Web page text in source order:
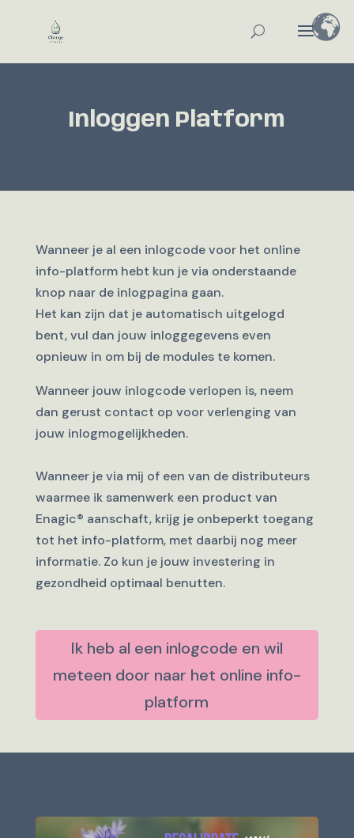
Inloggen Platform
Wanneer je al een inlogcode voor het online
info-platform hebt kun je via onderstaande
knop naar de inlogpagina gaan.
Het kan zijn dat je automatisch uitgelogd
bent, vul dan jouw inloggegevens even
opnieuw in om bij de modules te komen.
Wanneer jouw inlogcode verlopen is, neem
dan gerust contact op voor verlenging van
jouw inlogmogelijkheden.
Wanneer je via mij of een van de distributeurs
waarmee ik samenwerk een product van
Enagic® aanschaft, krijg je onbeperkt toegang
tot het info-platform, met daarbij nog meer
informatie. Zo kun je jouw investering in
gezondheid optimaal benutten.
Ik heb al een inlogcode en wil
meteen door naar het online info-
platform